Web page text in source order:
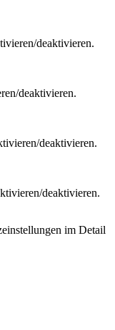
deaktivieren.
deaktivieren.
deaktivieren.
deaktivieren.
im Detail